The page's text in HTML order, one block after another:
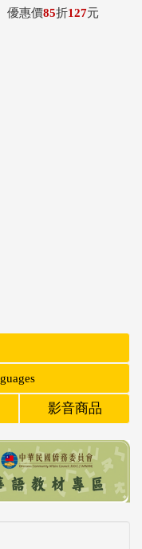
優惠價85折127元
影音商品